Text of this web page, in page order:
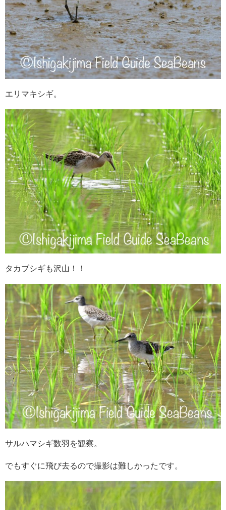
エリマキシギ。
タカブシギも沢山！！
サルハマシギ数羽を観察。
でもすぐに飛び去るので撮影は難しかったです。